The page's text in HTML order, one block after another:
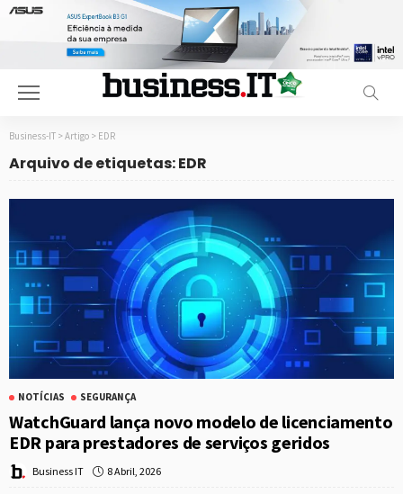
Business-IT > Artigo > EDR
Arquivo de etiquetas: EDR
NOTÍCIAS SEGURANÇA
WatchGuard lança novo modelo de licenciamento
EDR para prestadores de serviços geridos
Business IT 8 Abril, 2026